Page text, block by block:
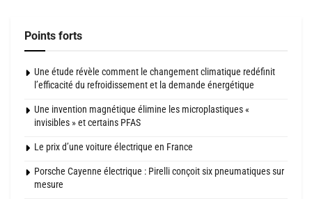
Points forts
Une étude révèle comment le changement climatique redéfinit
l’efficacité du refroidissement et la demande énergétique
Une invention magnétique élimine les microplastiques «
invisibles » et certains PFAS
Le prix d’une voiture électrique en France
Porsche Cayenne électrique : Pirelli conçoit six pneumatiques sur
mesure